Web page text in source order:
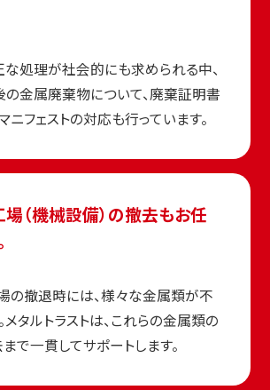
処理が社会的にも求められる中、
金属廃棄物について、廃棄証明書
ニフェストの対応も行っています。
場（機械設備）の撤去もお任
の撤退時には、様々な金属類が不
メタルトラストは、これらの金属類の
で一貫してサポートします。